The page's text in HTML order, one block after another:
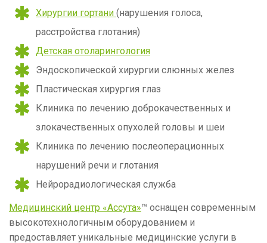
Хирургии гортани (нарушения голоса,
расстройства глотания)
Детская отоларингология
Эндоскопической хирургии слюнных желез
Пластическая хирургия глаз
Клиника по лечению доброкачественных и
злокачественных опухолей головы и шеи
Клиника по лечению послеоперационных
нарушений речи и глотания
Нейрорадиологическая служба
Медицинский центр «Ассута»™ оснащен современным
высокотехнологичным оборудованием и
предоставляет уникальные медицинские услуги в